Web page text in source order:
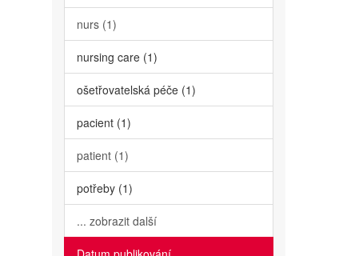
nurs (1)
nursing care (1)
ošetřovatelská péče (1)
pacient (1)
patient (1)
potřeby (1)
... zobrazit další